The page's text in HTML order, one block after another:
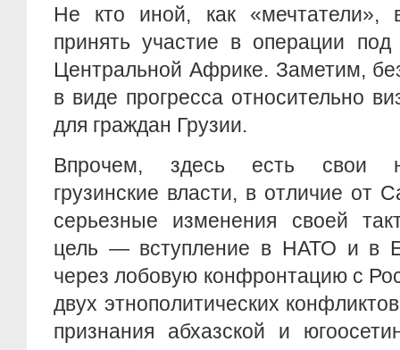
Не кто иной, как «мечтатели»,
принять участие в операции
Центральной Африке. Заметим,
в виде прогресса относительно
для граждан Грузии.
Впрочем, здесь есть свои
грузинские власти, в отличие от
серьезные изменения своей
цель — вступление в НАТО и в
через лобовую конфронтацию с
двух этнополитических
признания абхазской и